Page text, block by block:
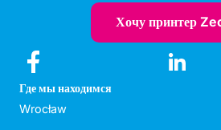
Хочу принтер
Где мы находимся
Wrocław